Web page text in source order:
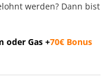
werden? Dann bist
oder Gas +70€ Bonus